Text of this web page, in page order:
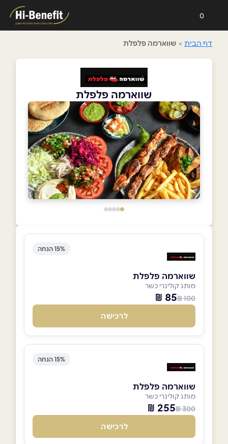
0
דף הבית > שווארמה פלפלת
שווארמה פלפלת
15% הנחה
שווארמה פלפלת
מותג קולינרי כשר
100 ₪
85 ₪
לרכישה
15% הנחה
שווארמה פלפלת
מותג קולינרי כשר
300 ₪
255 ₪
לרכישה